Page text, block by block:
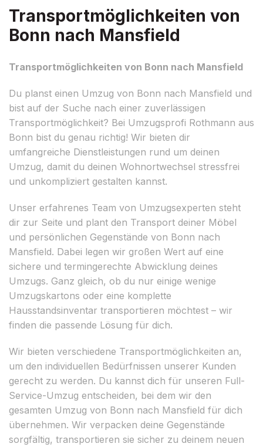
Transportmöglichkeiten von
Bonn nach Mansfield
Transportmöglichkeiten von Bonn nach Mansfield
Du planst einen Umzug von Bonn nach Mansfield und
bist auf der Suche nach einer zuverlässigen
Transportmöglichkeit? Bei Umzugsprofi Rothmann aus
Bonn bist du genau richtig! Wir bieten dir
umfangreiche Dienstleistungen rund um deinen
Umzug, damit du deinen Wohnortwechsel stressfrei
und unkompliziert gestalten kannst.
Unser erfahrenes Team von Umzugsexperten steht
dir zur Seite und plant den Transport deiner Möbel
und persönlichen Gegenstände von Bonn nach
Mansfield. Dabei legen wir großen Wert auf eine
sichere und termingerechte Abwicklung deines
Umzugs. Ganz gleich, ob du nur einige wenige
Umzugskartons oder eine komplette
Hausstandsinventar transportieren möchtest – wir
finden die passende Lösung für dich.
Wir bieten verschiedene Transportmöglichkeiten an,
um den individuellen Bedürfnissen unserer Kunden
gerecht zu werden. Du kannst dich für unseren Full-
Service-Umzug entscheiden, bei dem wir den
gesamten Umzug von Bonn nach Mansfield für dich
übernehmen. Wir verpacken deine Gegenstände
sorgfältig, transportieren sie sicher zu deinem neuen